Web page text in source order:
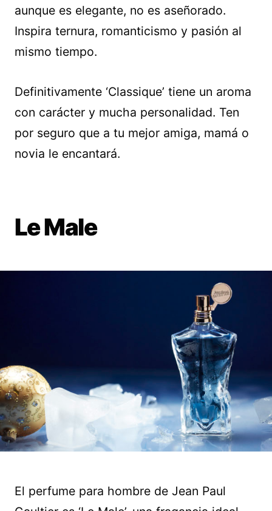
aunque es elegante, no es aseñorado.
Inspira ternura, romanticismo y pasión al
mismo tiempo.
Definitivamente ‘Classique’ tiene un aroma
con carácter y mucha personalidad. Ten
por seguro que a tu mejor amiga, mamá o
novia le encantará.
Le Male
El perfume para hombre de Jean Paul